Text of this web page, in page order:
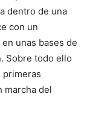
dentro de una
con un
unas bases de
Sobre todo ello
primeras
marcha del